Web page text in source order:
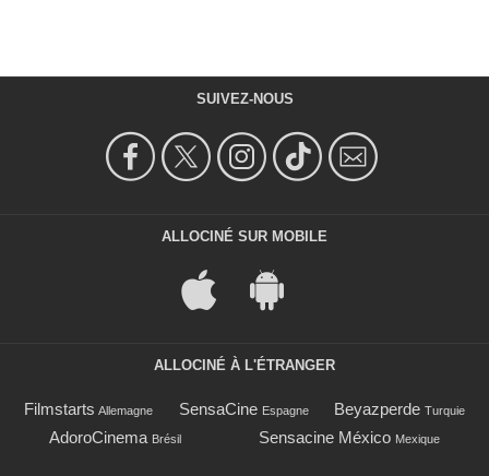
SUIVEZ-NOUS
ALLOCINÉ SUR MOBILE
ALLOCINÉ À L'ÉTRANGER
Filmstarts Allemagne SensaCine Espagne Beyazperde Turquie
AdoroCinema Brésil Sensacine México Mexique